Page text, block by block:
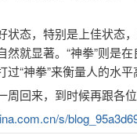
状态，特别是上佳状态
然就显著。“神拳”则是
“神拳”来衡量人的水
周回来，到时候再跟各位
s/